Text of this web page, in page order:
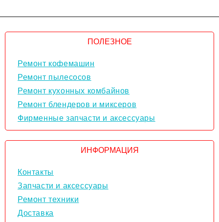
ПОЛЕЗНОЕ
Ремонт кофемашин
Ремонт пылесосов
Ремонт кухонных комбайнов
Ремонт блендеров и миксеров
Фирменные запчасти и аксессуары
ИНФОРМАЦИЯ
Контакты
Запчасти и аксессуары
Ремонт техники
Доставка